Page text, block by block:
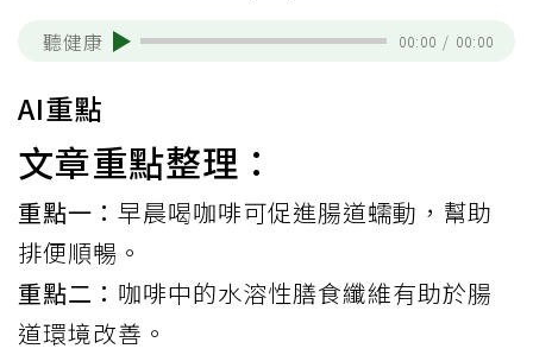
聽健康 00:00 / 00:00
AI重點
文章重點整理：
重點一： 早晨喝咖啡可促進腸道蠕動，幫助
排便順暢。
重點二： 咖啡中的水溶性膳食纖維有助於腸
道環境改善。